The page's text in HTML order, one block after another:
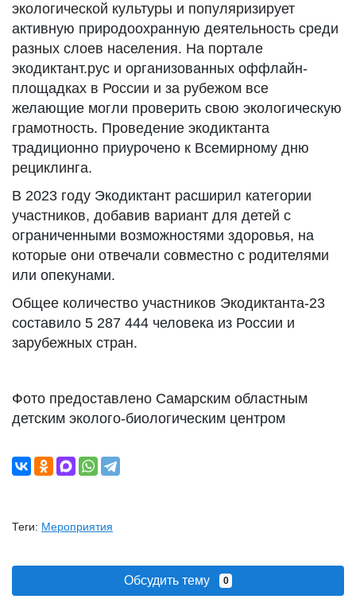
экологической культуры и популяризирует
активную природоохранную деятельность среди
разных слоев населения. На портале
экодиктант.рус и организованных оффлайн-
площадках в России и за рубежом все
желающие могли проверить свою экологическую
грамотность. Проведение экодиктанта
традиционно приурочено к Всемирному дню
рециклинга.
В 2023 году Экодиктант расширил категории
участников, добавив вариант для детей с
ограниченными возможностями здоровья, на
которые они отвечали совместно с родителями
или опекунами.
Общее количество участников Экодиктанта-23
составило 5 287 444 человека из России и
зарубежных стран.
Фото предоставлено Самарским областным
детским эколого-биологическим центром
Теги: Мероприятия
Обсудить тему 0